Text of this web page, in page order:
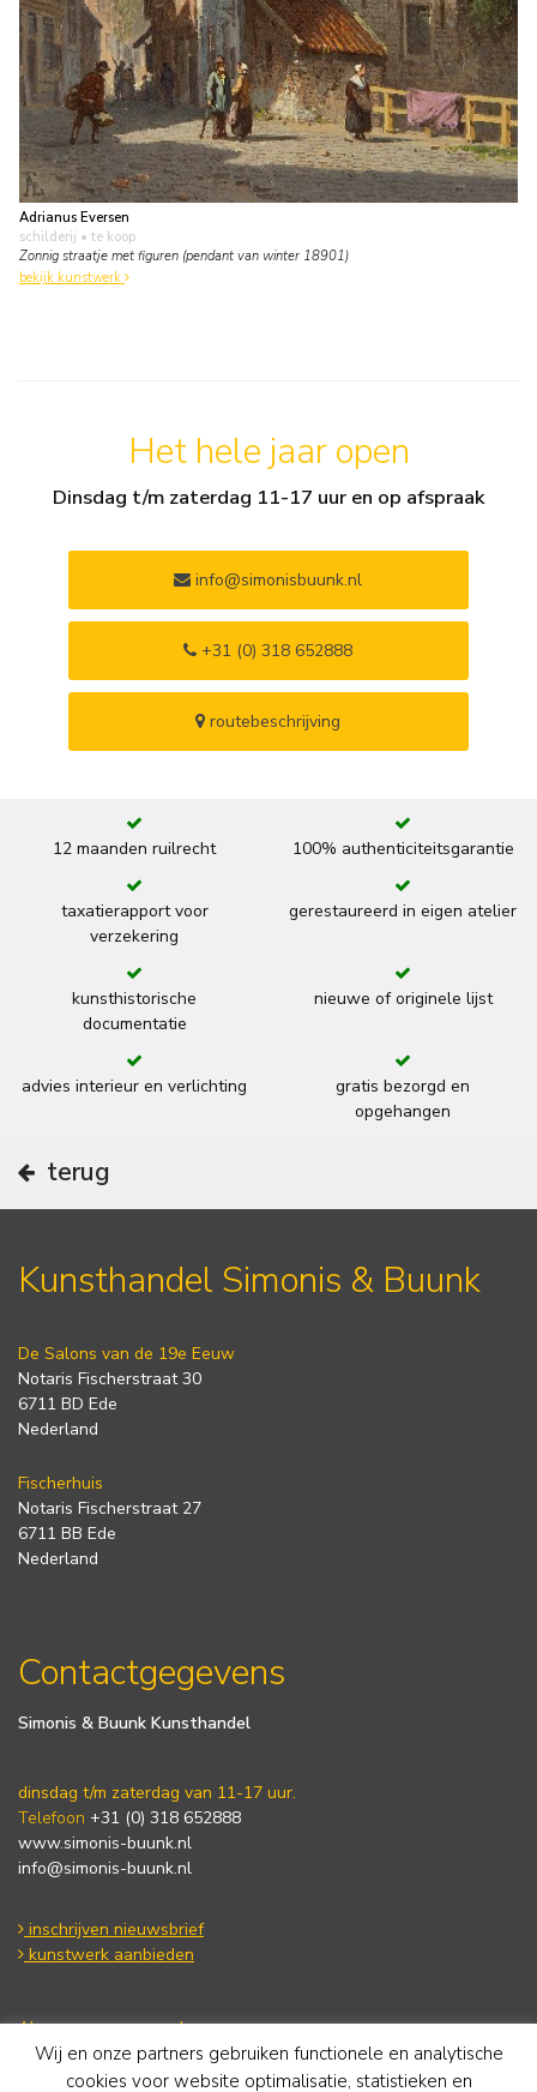
Adrianus Eversen
schilderij • te koop
Zonnig straatje met figuren (pendant van winter 18901)
bekijk kunstwerk
Het hele jaar open
Dinsdag t/m zaterdag 11-17 uur en op afspraak
info@simonisbuunk.nl
+31 (0) 318 652888
routebeschrijving
12 maanden ruilrecht 100% authenticiteitsgarantie
taxatierapport voor
verzekering
gerestaureerd in eigen atelier
kunsthistorische
documentatie
nieuwe of originele lijst
advies interieur en verlichting
gratis bezorgd en
opgehangen
terug
Kunsthandel Simonis & Buunk
De Salons van de 19e Eeuw
Notaris Fischerstraat 30
6711 BD Ede
Nederland
Fischerhuis
Notaris Fischerstraat 27
6711 BB Ede
Nederland
Contactgegevens
Simonis & Buunk Kunsthandel
dinsdag t/m zaterdag van 11-17 uur.
Telefoon +31 (0) 318 652888
www.simonis-buunk.nl
info@simonis-buunk.nl
inschrijven nieuwsbrief
kunstwerk aanbieden
Algemene voorwaarden
Privacy statement
Cookie Policy
Wij en onze partners gebruiken functionele en analytische
cookies voor website optimalisatie, statistieken en